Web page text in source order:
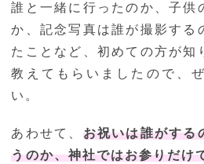
誰と一緒に行ったのか、子供
か、記念写真は誰が撮影する
たことなど、初めての方が知
教えてもらいましたので、
い。
あわせて、 お祝いは誰がする
うのか、神社ではお参りだけ